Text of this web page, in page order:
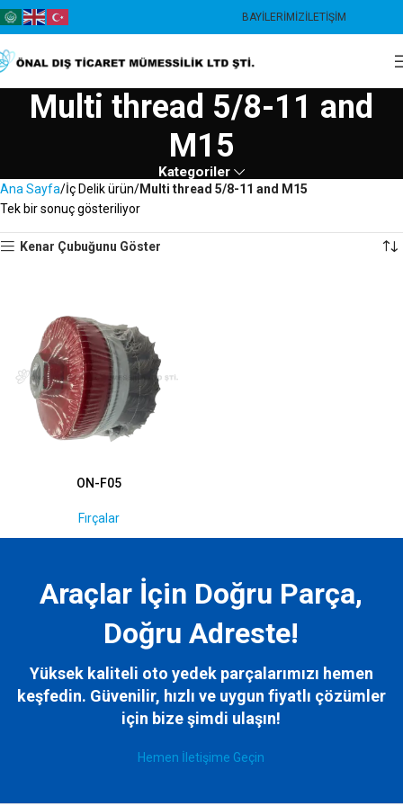
BAYILERIMIZİLETIŞIM
Multi thread 5/8-11 and
M15
Kategoriler
Ana Sayfa İç Delik ürün
Multi thread 5/8-11 and M15
Tek bir sonuç gösteriliyor
Kenar Çubuğunu Göster
ON-F05
Fırçalar
Araçlar İçin Doğru Parça,
Doğru Adreste!
Yüksek kaliteli oto yedek parçalarımızı hemen
keşfedin. Güvenilir, hızlı ve uygun fiyatlı çözümler
için bizeşimdi ulaşın!
Hemen İletişime Geçin